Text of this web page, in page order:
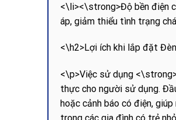
<\li><\strong>Độ bền điện
áp, giảm thiểu tình trạng
<\h2>Lợi ích khi lắp đặt
<\p>Việc sử dụng
thực cho người sử dụng.
hoặc cảnh báo có điện,